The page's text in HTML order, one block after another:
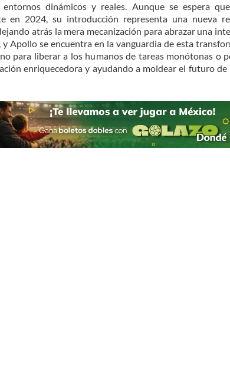
entornos dinámicos y reales. Aunque se espera
en 2024, su introducción representa una nueva
atrás la mera mecanización para abrazar una
Apollo se encuentra en la vanguardia de esta
para liberar a los humanos de tareas monótonas o
enriquecedora y ayudando a moldear el futuro